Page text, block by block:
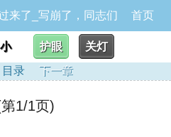
来了_写崩了，同志们 首页
小 护眼
关灯
目录 下一章
1/1页)